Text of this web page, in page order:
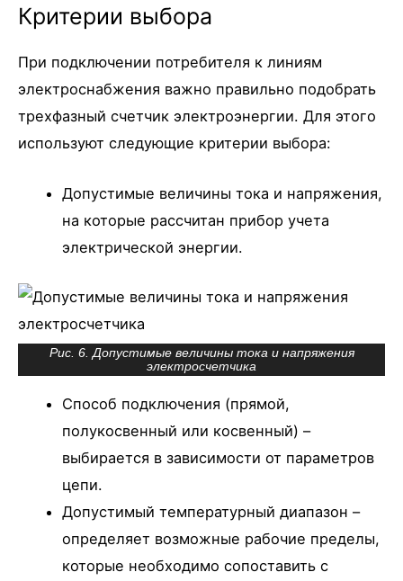
Критерии выбора
При подключении потребителя к линиям
электроснабжения важно правильно подобрать
трехфазный счетчик электроэнергии. Для этого
используют следующие критерии выбора:
Допустимые величины тока и напряжения,
на которые рассчитан прибор учета
электрической энергии.
Рис. 6. Допустимые величины тока и напряжения
электросчетчика
Способ подключения (прямой,
полукосвенный или косвенный) –
выбирается в зависимости от параметров
цепи.
Допустимый температурный диапазон –
определяет возможные рабочие пределы,
которые необходимо сопоставить с